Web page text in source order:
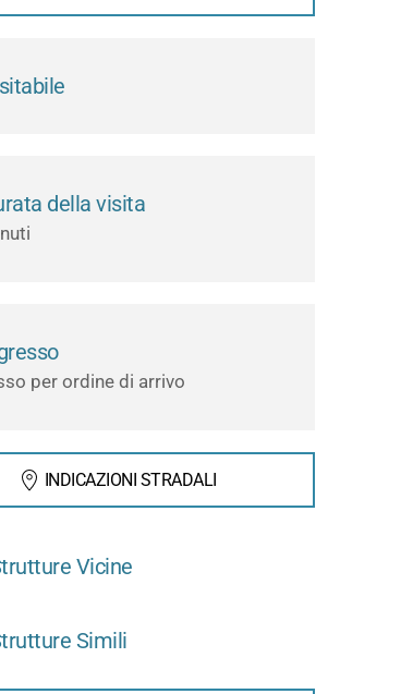
della visita
per ordine di arrivo
INDICAZIONI STRADALI
Vicine
Simili